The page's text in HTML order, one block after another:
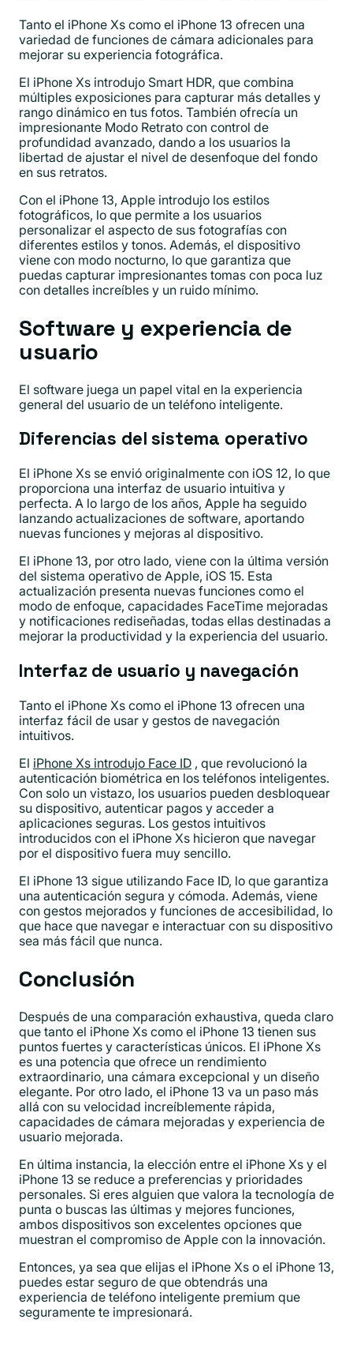
Tanto el iPhone Xs como el iPhone 13 ofrecen una
variedad de funciones de cámara adicionales para
mejorar su experiencia fotográfica.
El iPhone Xs introdujo Smart HDR, que combina
múltiples exposiciones para capturar más detalles y
rango dinámico en tus fotos. También ofrecía un
impresionante Modo Retrato con control de
profundidad avanzado, dando a los usuarios la
libertad de ajustar el nivel de desenfoque del fondo
en sus retratos.
Con el iPhone 13, Apple introdujo los estilos
fotográficos, lo que permite a los usuarios
personalizar el aspecto de sus fotografías con
diferentes estilos y tonos. Además, el dispositivo
viene con modo nocturno, lo que garantiza que
puedas capturar impresionantes tomas con poca luz
con detalles increíbles y un ruido mínimo.
Software y experiencia de
usuario
El software juega un papel vital en la experiencia
general del usuario de un teléfono inteligente.
Diferencias del sistema operativo
El iPhone Xs se envió originalmente con iOS 12, lo que
proporciona una interfaz de usuario intuitiva y
perfecta. A lo largo de los años, Apple ha seguido
lanzando actualizaciones de software, aportando
nuevas funciones y mejoras al dispositivo.
El iPhone 13, por otro lado, viene con la última versión
del sistema operativo de Apple, iOS 15. Esta
actualización presenta nuevas funciones como el
modo de enfoque, capacidades FaceTime mejoradas
y notificaciones rediseñadas, todas ellas destinadas a
mejorar la productividad y la experiencia del usuario.
Interfaz de usuario y navegación
Tanto el iPhone Xs como el iPhone 13 ofrecen una
interfaz fácil de usar y gestos de navegación
intuitivos.
El iPhone Xs introdujo Face ID , que revolucionó la
autenticación biométrica en los teléfonos inteligentes.
Con solo un vistazo, los usuarios pueden desbloquear
su dispositivo, autenticar pagos y acceder a
aplicaciones seguras. Los gestos intuitivos
introducidos con el iPhone Xs hicieron que navegar
por el dispositivo fuera muy sencillo.
El iPhone 13 sigue utilizando Face ID, lo que garantiza
una autenticación segura y cómoda. Además, viene
con gestos mejorados y funciones de accesibilidad, lo
que hace que navegar e interactuar con su dispositivo
sea más fácil que nunca.
Conclusión
Después de una comparación exhaustiva, queda claro
que tanto el iPhone Xs como el iPhone 13 tienen sus
puntos fuertes y características únicos. El iPhone Xs
es una potencia que ofrece un rendimiento
extraordinario, una cámara excepcional y un diseño
elegante. Por otro lado, el iPhone 13 va un paso más
allá con su velocidad increíblemente rápida,
capacidades de cámara mejoradas y experiencia de
usuario mejorada.
En última instancia, la elección entre el iPhone Xs y el
iPhone 13 se reduce a preferencias y prioridades
personales. Si eres alguien que valora la tecnología de
punta o buscas las últimas y mejores funciones,
ambos dispositivos son excelentes opciones que
muestran el compromiso de Apple con la innovación.
Entonces, ya sea que elijas el iPhone Xs o el iPhone 13,
puedes estar seguro de que obtendrás una
experiencia de teléfono inteligente premium que
seguramente te impresionará.